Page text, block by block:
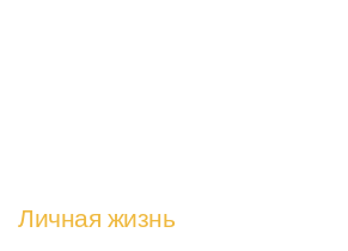
Личная жизнь